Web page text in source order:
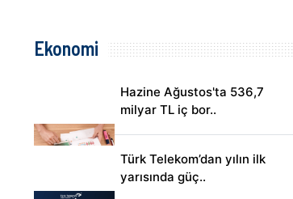
Ekonomi
Hazine Ağustos'ta 536,7
milyar TL iç bor..
Türk Telekom’dan yılın ilk
yarısında güç..